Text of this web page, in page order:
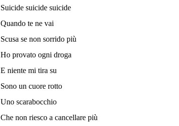
Suicide suicide suicide
Quando te ne vai
Scusa se non sorrido più
Ho provato ogni droga
E niente mi tira su
Sono un cuore rotto
Uno scarabocchio
Che non riesco a cancellare più